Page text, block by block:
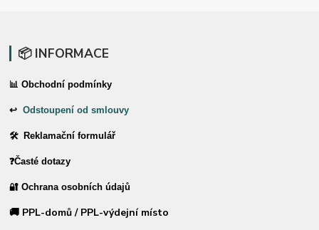
📦 INFORMACE
📊 Obchodní podmínky
↩Odstoupení od smlouvy
🛠 Reklamační formulář
❓Časté dotazy
🔐 Ochrana osobních údajů
🚚 PPL-domů / PPL-výdejní místo